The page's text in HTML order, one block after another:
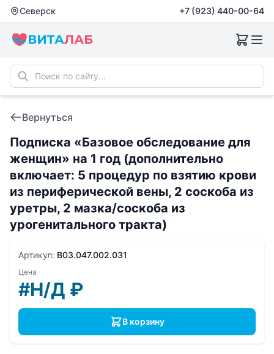
Северск +7 (923) 440-00-64
Вернуться
Подписка «Базовое обследование для
женщин» на 1 год (дополнительно
включает: 5 процедур по взятию крови
из периферической вены, 2 соскоба из
уретры, 2 мазка/соскоба из
урогенитального тракта)
Артикул: B03.047.002.031
Цена
#Н/Д ₽
В корзину